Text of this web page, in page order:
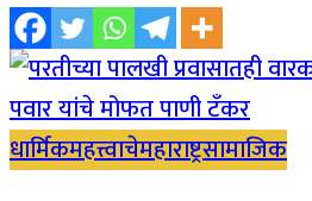
धार्मिकमहत्त्वाचेमहाराष्ट्रसामाजिक